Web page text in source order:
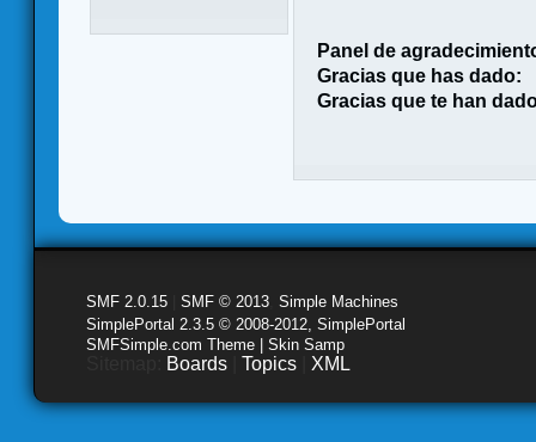
Panel de
Gracias que has dado:
Gracias que te han
SMF 2.0.15 SMF © 2013 Simple Machines
SimplePortal 2.3.5 © 2008-2012, SimplePortal
SMFSimple.com Theme | Skin Samp
Boards Topics XML